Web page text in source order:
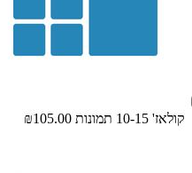
קולאז' 10-15 תמונות ₪105.00